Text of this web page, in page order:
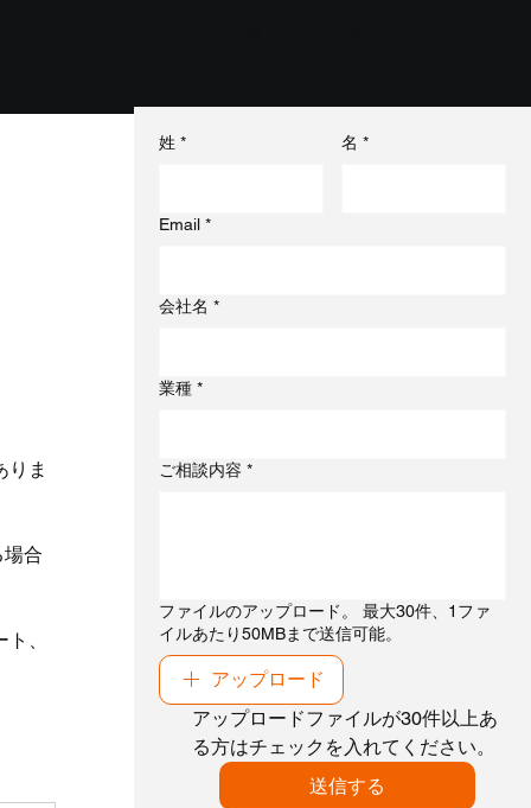
りま
合
、
姓 * 名 *
Email *
会社名 *
業種 *
ご相談内容 *
ファイルのアップロード。 最大30件、1ファ
イルあたり50MBまで送信可能。
アップロード
アップロードファイルが30件以上あ
る方はチェックを入れてください。
送信する